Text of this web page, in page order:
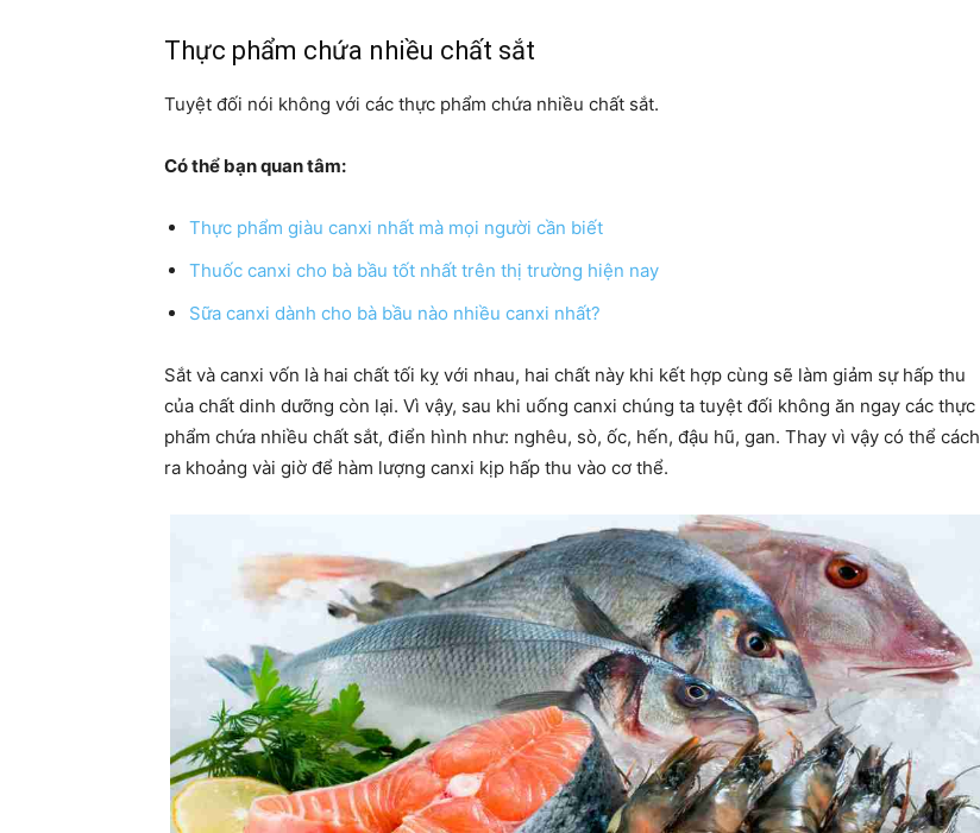
đầu
cho
mẹ
Thực phẩm chứa nhiều chất sắt
Tuyệt đối nói không với các thực phẩm chứa nhiều chất sắt.
Có thể bạn quan tâm:
Thực phẩm giàu canxi nhất mà mọi người cần biết
Thuốc canxi cho bà bầu tốt nhất trên thị trường hiện nay
Sữa canxi dành cho bà bầu nào nhiều canxi nhất?
Sắt và canxi vốn là hai chất tối kỵ với nhau, hai chất này khi kết hợp cùng sẽ làm giảm sự hấp thu
của chất dinh dưỡng còn lại. Vì vậy, sau khi uống canxi chúng ta tuyệt đối không ăn ngay các thực
phẩm chứa nhiều chất sắt, điển hình như: nghêu, sò, ốc, hến, đậu hũ, gan. Thay vì vậy có thể cách
ra khoảng vài giờ để hàm lượng canxi kịp hấp thu vào cơ thể.